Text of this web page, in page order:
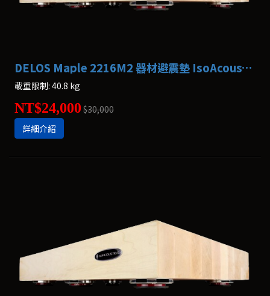
DELOS Maple 2216M2 器材避震墊 IsoAcoustics
載重限制: 40.8 kg
NT$24,000 $30,000
詳細介紹